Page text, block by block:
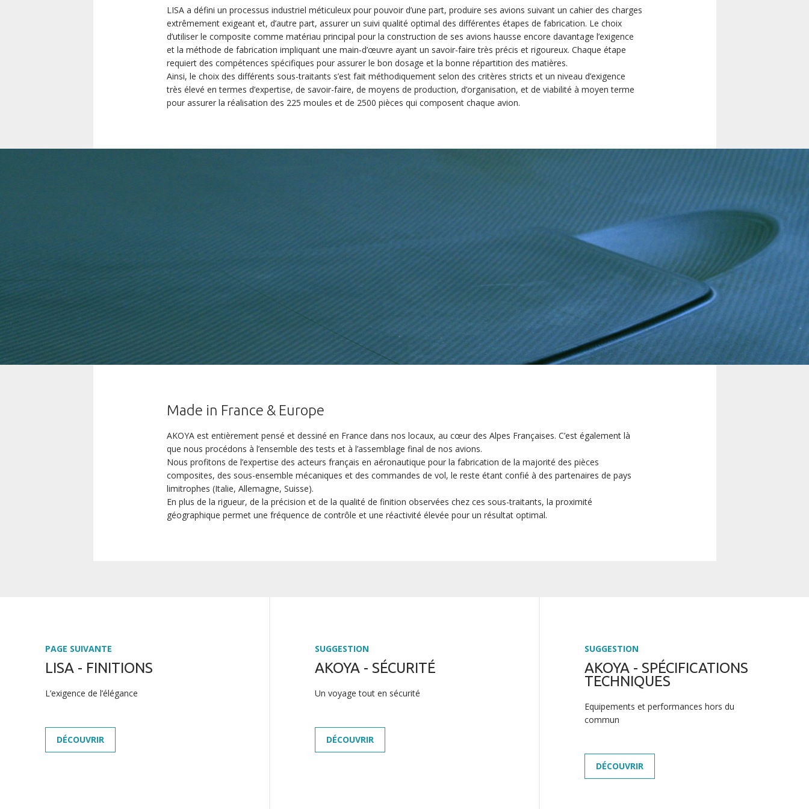
LISA a défini un processus industriel méticuleux pour pouvoir d’une part, produire ses avions suivant un cahier des charges
extrêmement exigeant et, d’autre part, assurer un suivi qualité optimal des différentes étapes de fabrication. Le choix
d’utiliser le composite comme matériau principal pour la construction de ses avions hausse encore davantage l’exigence
et la méthode de fabrication impliquant une main-d’œuvre ayant un savoir-faire très précis et rigoureux. Chaque étape
requiert des compétences spécifiques pour assurer le bon dosage et la bonne répartition des matières.
Ainsi, le choix des différents sous-traitants s’est fait méthodiquement selon des critères stricts et un niveau d’exigence
très élevé en termes d’expertise, de savoir-faire, de moyens de production, d’organisation, et de viabilité à moyen terme
pour assurer la réalisation des 225 moules et de 2500 pièces qui composent chaque avion.
Made in France & Europe
AKOYA est entièrement pensé et dessiné en France dans nos locaux, au cœur des Alpes Françaises. C’est également là
que nous procédons à l’ensemble des tests et à l’assemblage final de nos avions.
Nous profitons de l’expertise des acteurs français en aéronautique pour la fabrication de la majorité des pièces
composites, des sous-ensemble mécaniques et des commandes de vol, le reste étant confié à des partenaires de pays
limitrophes (Italie, Allemagne, Suisse).
En plus de la rigueur, de la précision et de la qualité de finition observées chez ces sous-traitants, la proximité
géographique permet une fréquence de contrôle et une réactivité élevée pour un résultat optimal.
PAGE SUIVANTE
LISA - FINITIONS
L’exigence de l’élégance
DÉCOUVRIR
SUGGESTION
AKOYA - SÉCURITÉ
Un voyage tout en sécurité
DÉCOUVRIR
SUGGESTION
AKOYA - SPÉCIFICATIONS
TECHNIQUES
Equipements et performances hors du
commun
DÉCOUVRIR